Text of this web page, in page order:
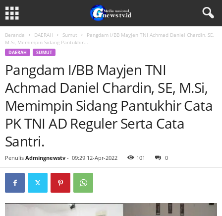
Beranda DAERAH Sumut
Pangdam I/BB Mayjen TNI Achmad Daniel Chardin, SE,
M.Si, Memimpin Sidang Pantukhir...
DAERAH SUMUT
Pangdam I/BB Mayjen TNI
Achmad Daniel Chardin, SE, M.Si,
Memimpin Sidang Pantukhir Cata
PK TNI AD Reguler Serta Cata
Santri.
Penulis Admingnewstv - 09:29 12-Apr-2022 101 0